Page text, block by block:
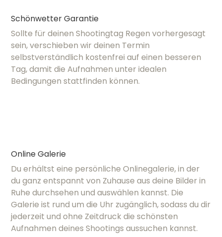
Schönwetter Garantie
Sollte für deinen Shootingtag Regen vorhergesagt
sein, verschieben wir deinen Termin
selbstverständlich kostenfrei auf einen besseren
Tag, damit die Aufnahmen unter idealen
Bedingungen stattfinden können.
Online Galerie
Du erhältst eine persönliche Onlinegalerie, in der
du ganz entspannt von Zuhause aus deine Bilder in
Ruhe durchsehen und auswählen kannst. Die
Galerie ist rund um die Uhr zugänglich, sodass du dir
jederzeit und ohne Zeitdruck die schönsten
Aufnahmen deines Shootings aussuchen kannst.